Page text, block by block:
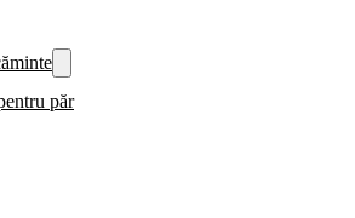
păr